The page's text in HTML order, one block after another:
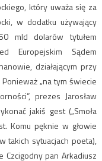
który uważa się za
w dodatku używający
mld dolarów tytułem
Europejskim Sądem
działającym przy
„na tym świecie
prezes Jarosław
jakiś gest („Smoła
Komu pęknie w głowie
takich sytuacjach poeta),
Czcigodny pan Arkadiusz